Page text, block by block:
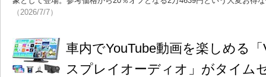
（2026/7/7）
車内でYouTube動画を楽しめる
スプレイオーディオ」がタイム